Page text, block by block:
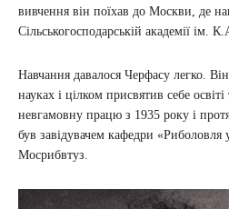
вивчення він поїхав до Москви, де
Сільськогосподарській академії ім.
Навчання давалося Черфасу легко.
науках і цілком присвятив себе
невгамовну працю з 1935 року і
був завідувачем кафедри
Мосрибвтуз.